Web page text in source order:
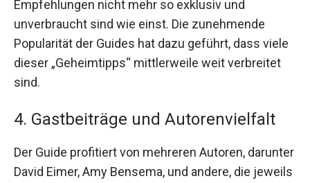
Empfehlungen nicht mehr so exklusiv und
unverbraucht sind wie einst. Die zunehmende
Popularität der Guides hat dazu geführt, dass viele
dieser „Geheimtipps“ mittlerweile weit verbreitet
sind.
4. Gastbeiträge und Autorenvielfalt
Der Guide profitiert von mehreren Autoren, darunter
David Eimer, Amy Bensema, und andere, die jeweils